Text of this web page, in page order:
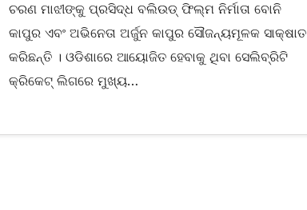
ଚରଣ ମାଝୀଙ୍କୁ ପ୍ରସିଦ୍ଧ ବଲିଉଡ୍ ଫିଲ୍ମ ନିର୍ମାତା ବୋନି
କାପୁର ଏବଂ ଅଭିନେତା ଅର୍ଜୁନ କାପୁର ସୌଜନ୍ୟମୂଳକ ସାକ୍ଷାତ
କରିଛନ୍ତି । ଓଡିଶାରେ ଆୟୋଜିତ ହେବାକୁ ଥିବା ସେଲିବ୍ରିଟି
କ୍ରିକେଟ୍ ଲିଗରେ ମୁଖ୍ୟ…